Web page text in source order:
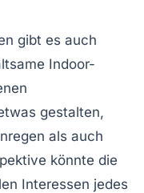
gibt es auch
Indoor-
gestalten,
als auch
könnte die
Interessen jedes